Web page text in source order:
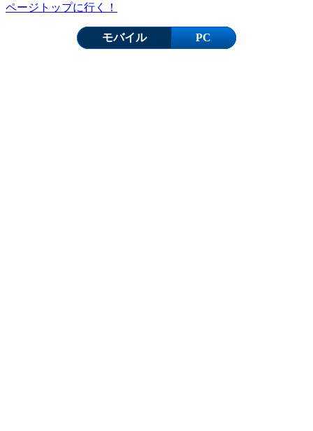
ページトップに行く！
モバイル PC